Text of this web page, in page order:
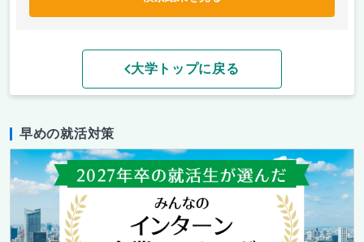
大学トップに戻る
早めの就活対策